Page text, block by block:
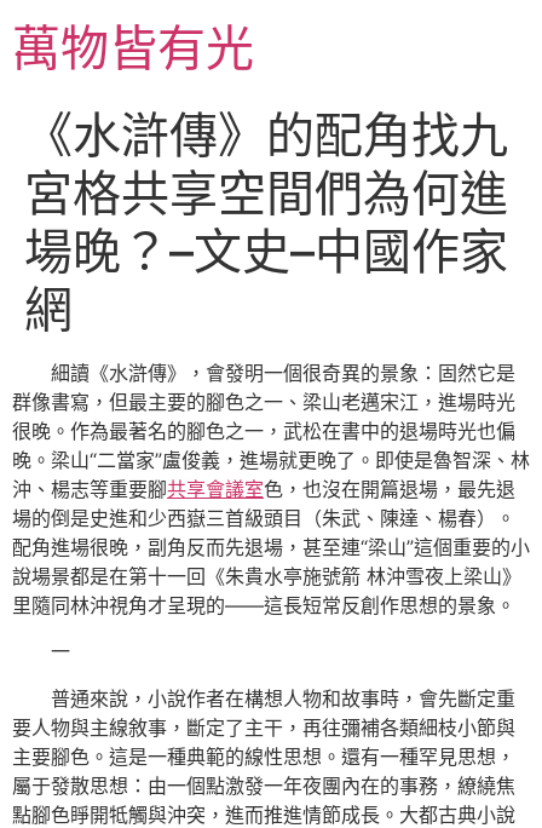
主萬物皆有光
《水滸傳》的配角找九
宮格共享空間們為何進
場晚？–文史–中國作家
網
細讀《水滸傳》，會發明一個很奇異的景象：固然它是
群像書寫，但最主要的腳色之一、梁山老邁宋江，進場時光
很晚。作為最著名的腳色之一，武松在書中的退場時光也偏
晚。梁山“二當家”盧俊義，進場就更晚了。即使是魯智深、林
沖、楊志等重要腳共享會議室色，也沒在開篇退場，最先退
場的倒是史進和少西嶽三首級頭目（朱武、陳達、楊春）。
配角進場很晚，副角反而先退場，甚至連“梁山”這個重要的小
說場景都是在第十一回《朱貴水亭施號箭 林沖雪夜上梁山》
里隨同林沖視角才呈現的——這長短常反創作思想的景象。
一
普通來說，小說作者在構想人物和故事時，會先斷定重
要人物與主線敘事，斷定了主干，再往彌補各類細枝小節與
主要腳色。這是一種典範的線性思想。還有一種罕見思想，
屬于發散思想：由一個點激發一年夜團內在的事務，繚繞焦
點腳色睜開牴觸與沖突，進而推進情節成長。大都古典小說